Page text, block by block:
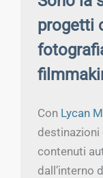
progetti
Con Lycan
contenuti
dall’interno